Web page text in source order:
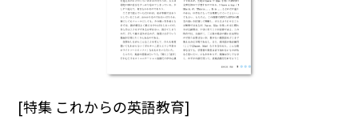
[特集 これからの英語教育]